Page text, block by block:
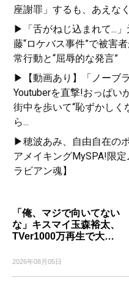
座謝罪」するも、あえな
▶「舌がねじ込まれて...
藤“ロケバス事件”で被害
常行動と“屈辱的な発言”
▶【動画あり】「ノーブ
Youtuberを直撃!おっぱい
街中を歩いて“恥ずかしく
ら...
▶穂波あみ、自由自在の
アメイキングMySPA!限
ラビアン魂】
「俺、マジで向いてない
な」キスマイ玉森裕太、
TVer1000万再生で大…
2026年08月05日